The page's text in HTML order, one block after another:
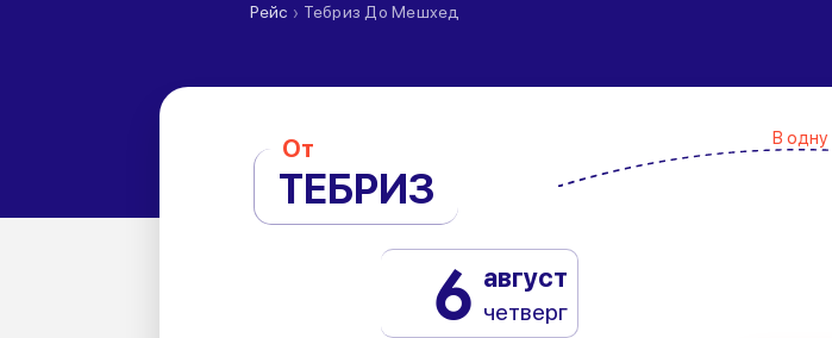
Рейс › Тебриз До Мешхед
От
ТЕБРИЗ
В одну
6 август
четверг